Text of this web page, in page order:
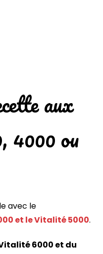
aux
4000 ou
avec le
et le Vitalité 5000.
6000 et du